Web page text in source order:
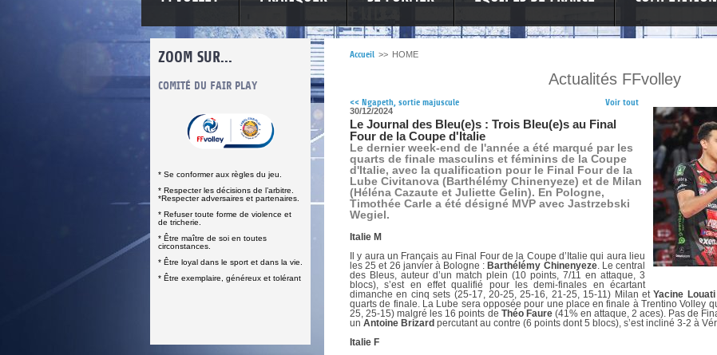
ZOOM SUR...
DOCUMENTS UTILES
CLIQUEZ ICI
COMITÉ DU FAIR PLAY
* Se conformer aux règles du jeu.
* Respecter les décisions de l’arbitre.
*Respecter adversaires et partenaires.
* Refuser toute forme de violence et
de tricherie.
* Être maître de soi en toutes
circonstances.
* Être loyal dans le sport et dans la vie.
* Être exemplaire, généreux et tolérant
LUTTE CONTRE LES VIOLENCES INFORMATIONS CORONAVIRUS
DOCUMENTS UTILES
SITUATION
COVID-19
>CLIQUEZ ICI
Accueil >> HOME
Actualités FFvolley
<< Ngapeth, sortie majuscule Voir tout
30/12/2024
Le Journal des Bleu(e)s : Trois Bleu(e)s au Final
Four de la Coupe d'Italie
Le dernier week-end de l'année a été marqué par les
quarts de finale masculins et féminins de la Coupe
d'Italie, avec la qualification pour le Final Four de la
Lube Civitanova (Barthélémy Chinenyeze) et de Milan
(Héléna Cazaute et Juliette Gelin). En Pologne,
Timothée Carle a été désigné MVP avec Jastrzebski
Wegiel.
Italie M
Il y aura un Français au Final Four de la Coupe d’Italie qui aura lieu
les 25 et 26 janvier à Bologne : Barthélémy Chinenyeze. Le central
des Bleus, auteur d’un match plein (10 points, 7/11 en attaque, 3
blocs), s’est en effet qualifié pour les demi-finales en écartant
dimanche en cinq sets (25-17, 20-25, 25-16, 21-25, 15-11) Milan etYacine
quarts de finale. La Lube sera opposée pour une place en finale à Trentino Volley
25, 25-15) malgré les 16 points de Théo Faure (41% en attaque, 2 aces). Pas de
un Antoine Brizard percutant au contre (6 points dont 5 blocs), s’est incliné 3-2 à
Italie F